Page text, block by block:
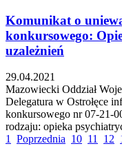
Komunikat o
konkursowego:
uzależnień
29.04.2021
Mazowiecki Oddział
Delegatura w Ostrołęce
konkursowego nr 07-21-
rodzaju: opieka
1 Poprzednia 10 11 12